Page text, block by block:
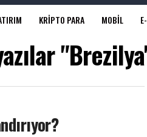
KRIPTO PARA MOBIL